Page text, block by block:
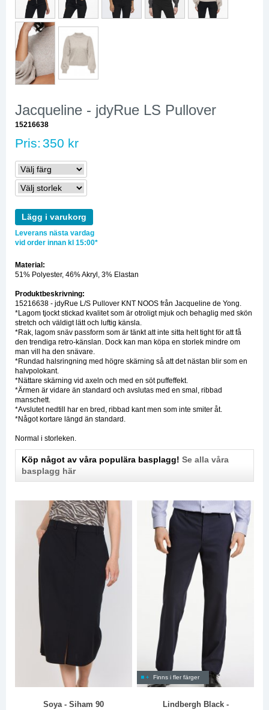
Jacqueline - jdyRue LS Pullover
15216638
Pris: 350 kr
Lägg i varukorg
Leverans nästa vardag
vid order innan kl 15:00*
Material:
51% Polyester, 46% Akryl, 3% Elastan
Produktbeskrivning:
15216638 - jdyRue L/S Pullover KNT NOOS från Jacqueline de Yong.
*Lagom tjockt stickad kvalitet som är otroligt mjuk och behaglig med skön
stretch och väldigt lätt och luftig känsla.
*Rak, lagom snäv passform som är tänkt att inte sitta helt tight för att få
den trendiga retro-känslan. Dock kan man köpa en storlek mindre om
man vill ha den snävare.
*Rundad halsringning med högre skärning så att det nästan blir som en
halvpolokant.
*Nättare skärning vid axeln och med en söt puffeffekt.
*Ärmen är vidare än standard och avslutas med en smal, ribbad
manschett.
*Avslutet nedtill har en bred, ribbad kant men som inte smiter åt.
*Något kortare längd än standard.
Normal i storleken.
Köp något av våra populära basplagg! Se alla våra
basplagg här
Soya - Siham 90
Finns i fler färger
Lindbergh Black -